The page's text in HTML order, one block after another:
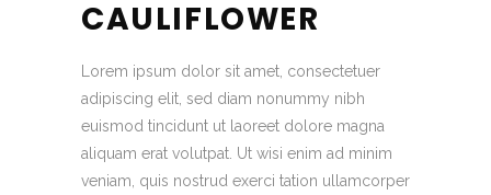
CAULIFLOWER
Lorem ipsum dolor sit amet, consectetuer
adipiscing elit, sed diam nonummy nibh
euismod tincidunt ut laoreet dolore magna
aliquam erat volutpat. Ut wisi enim ad minim
veniam, quis nostrud exerci tation ullamcorper